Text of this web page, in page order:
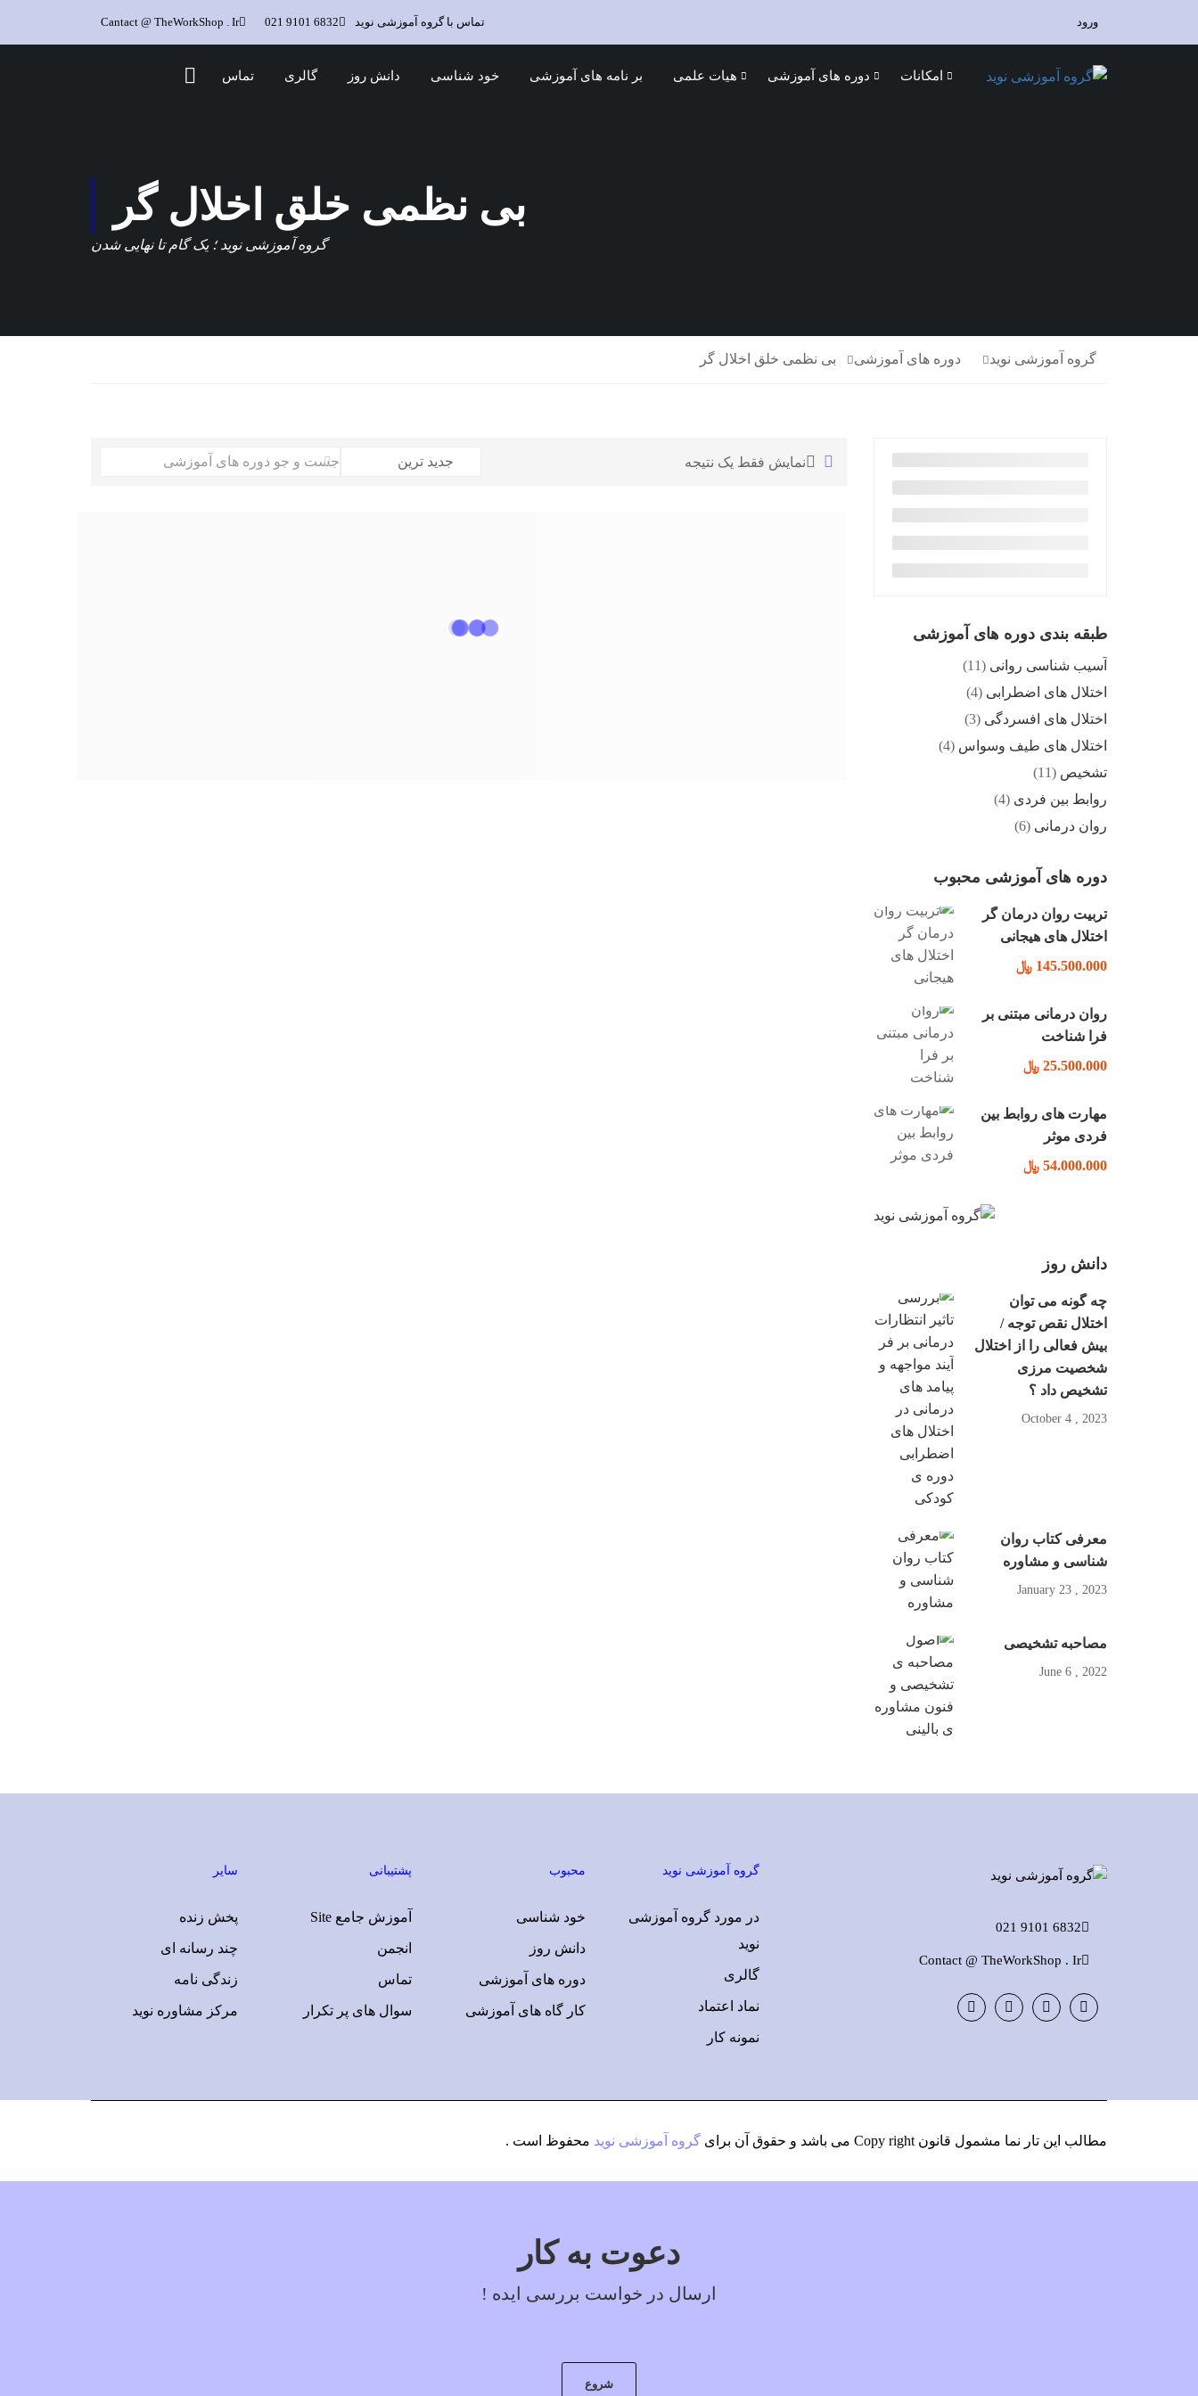
تماس با گروه آموزشی نوید 6832 9101 021
Cantact @ TheWorkShop . Ir ورود
امکانات دوره های آموزشی هیات علمی بر نامه های آموزشی خود شناسی دانش روز گالری تماس
بی نظمی خلق اخلال گر
گروه آموزشی نوید ؛ یک گام تا نهایی شدن
گروه آموزشی نوید دوره های آموزشی بی نظمی خلق اخلال گر
نمایش فقط یک نتیجه
طبقه بندی دوره های آموزشی
آسیب شناسی روانی (11)
اختلال های اضطرابی (4)
اختلال های افسردگی (3)
اختلال های طیف وسواس (4)
تشخیص (11)
روابط بین فردی (4)
روان درمانی (6)
دوره های آموزشی محبوب
تربیت روان درمان گر
اختلال های هیجانی
145.500.000 ﷼
روان درمانی مبتنی بر
فرا شناخت
25.500.000 ﷼
مهارت های روابط بین
فردی موثر
54.000.000 ﷼
دانش روز
چه گونه می توان
اختلال نقص توجه /
بیش فعالی را از اختلال
شخصیت مرزی
تشخیص داد ؟
2023 , October 4
معرفی کتاب روان
شناسی و مشاوره
2023 , January 23
مصاحبه تشخیصی
2022 , June 6
6832 9101 021
Contact @ TheWorkShop . Ir
گروه آموزشی نوید
در مورد گروه آموزشی
نوید
گالری
نماد اعتماد
نمونه کار
محبوب
خود شناسی
دانش روز
دوره های آموزشی
کار گاه های آموزشی
پشتیبانی
آموزش جامع Site
انجمن
تماس
سوال های پر تکرار
سایر
پخش زنده
چند رسانه ای
زندگی نامه
مرکز مشاوره نوید
مطالب این تار نما مشمول قانون Copy right می باشد و حقوق آن برای گروه آموزشی نوید محفوظ است .
دعوت به کار
ارسال در خواست بررسی ایده !
شروع